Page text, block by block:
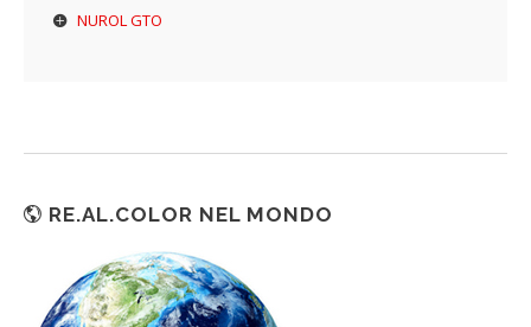
NUROL GTO
RE.AL.COLOR NEL MONDO